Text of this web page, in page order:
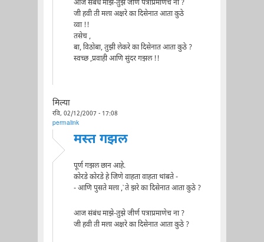
आज संबंध माझे-तुझे जीर्ण पत्राप्रमाणेच ना ?
जी हवी ती मला अक्षरे का दिसेनात आता कुठे
व्वा !!
तसेच ,
बा, विठोबा, तुझी लेकरे का दिसेनात आता कुठे ?
स्वच्छ ,प्रवाही आणि सुंदर गझल !!
मिल्या
रवि, 02/12/2007 - 17:08
permalink
मस्त गझल
पूर्ण गझल छान आहे.
कोरडे कोरडे हे जिणे वाहता वाहता थांबते -
- आणि पुसते मला ,`ते झरे का दिसेनात आता कुठे ?
आज संबंध माझे-तुझे जीर्ण पत्राप्रमाणेच ना ?
जी हवी ती मला अक्षरे का दिसेनात आता कुठे ?